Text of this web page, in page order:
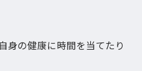
身の健康に時間を当てたり